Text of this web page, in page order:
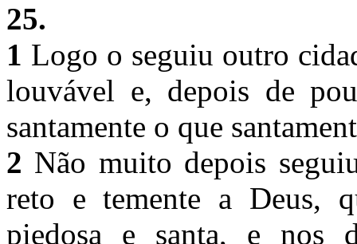
25.
1 Logo o seguiu outro
louvável e, depois de
santamente o que
2 Não muito depois
reto e temente a Deus,
piedosa e santa, e nos